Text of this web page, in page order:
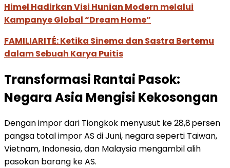
Himel Hadirkan Visi Hunian Modern melalui
Kampanye Global “Dream Home”
FAMILIARITÉ: Ketika Sinema dan Sastra Bertemu
dalam Sebuah Karya Puitis
Transformasi Rantai Pasok:
Negara Asia Mengisi Kekosongan
Dengan impor dari Tiongkok menyusut ke 28,8 persen
pangsa total impor AS di Juni, negara seperti Taiwan,
Vietnam, Indonesia, dan Malaysia mengambil alih
pasokan barang ke AS.